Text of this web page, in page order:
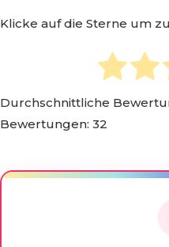
Klicke auf die Sterne um
Durchschnittliche
Bewertungen: 32